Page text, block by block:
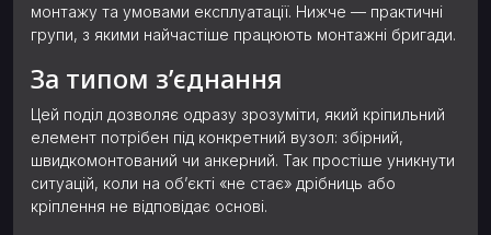
монтажу та умовами експлуатації. Нижче — практичні
групи, з якими найчастіше працюють монтажні бригади.
За типом з’єднання
Цей поділ дозволяє одразу зрозуміти, який кріпильний
елемент потрібен під конкретний вузол: збірний,
швидкомонтований чи анкерний. Так простіше уникнути
ситуацій, коли на об’єкті «не стає» дрібниць або
кріплення не відповідає основі.